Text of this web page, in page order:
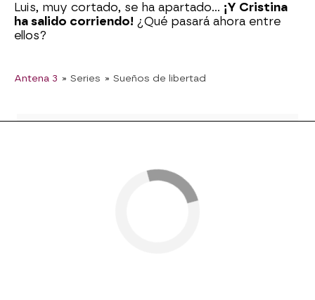
Luis, muy cortado, se ha apartado... ¡Y Cristina
ha salido corriendo! ¿Qué pasará ahora entre
ellos?
Antena 3 » Series » Sueños de libertad